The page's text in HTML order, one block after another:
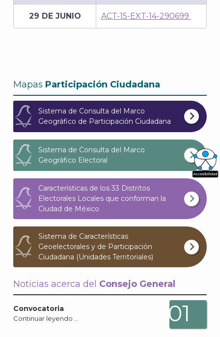
29 DE JUNIO ACT-15-EXT-14-290699
Mapas Participación Ciudadana
Sistema de Consulta del Marco
Geográfico de Participación Ciudadana
Sistema de Consulta del Marco
Geográfico Electoral
Características de los 33 Distritos
Electorales Locales que conforman la
Ciudad de México
Sistema de Características
Geoelectorales y de Participación
Ciudadana (Unidades Territoriales)
Noticias acerca del Consejo General
Convocatoria
Continuar leyendo … 01